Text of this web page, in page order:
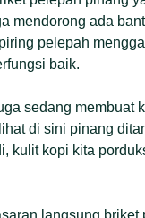
mendorong ada
pelepah
baik.
sedang membuat
di sini pinang
kulit kopi kita
langsung briket